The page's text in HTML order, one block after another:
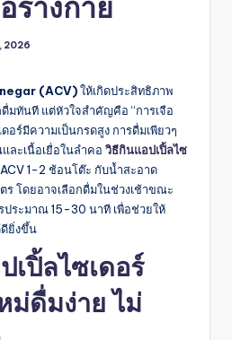
2026
(ACV)ให้เกิดประสิทธิภาพ
มทันที แต่หัวใจสำคัญคือ “การเจือ
ดอร์มีความเป็นกรดสูง การดื่มเพียวๆ
ละเนื้อเยื่อในลำคอ วิธีกินแอปเปิ้ลไซ
1-2 ช้อนโต๊ะ กับน้ำสะอาด
โดยอาจเลือกดื่มในช่วงเช้าขณะ
ประมาณ 15-30 นาที เพื่อช่วยให้
ยิ่งขึ้น
ปิ้ลไซเดอร์
ม่ดื่มง่าย ไม่